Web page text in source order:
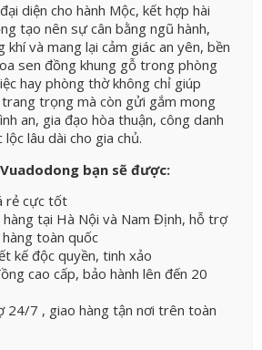
diện cho hành Mộc, kết hợp hài
tạo nên sự cân bằng ngũ hành,
và mang lại cảm giác an yên, bền
sen đồng khung gỗ trong phòng
hay phòng thờ không chỉ giúp
trọng mà còn gửi gắm mong
an, gia đạo hòa thuận, công danh
lâu dài cho gia chủ.
bạn sẽ được:
rẻ cực tốt
hàng tại Hà Nội và Nam Định, hỗ trợ
toàn quốc
kế độc quyền, tinh xảo
cao cấp, bảo hành lên đến 20
24/7 , giao hàng tận nơi trên toàn